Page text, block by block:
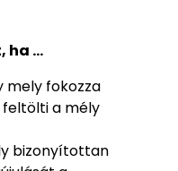
ha …
mely fokozza
a mély
bizonyítottan